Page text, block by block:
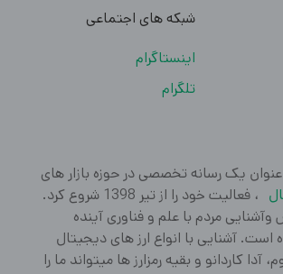
یک رسانه تخصصی در حوزه بازار های
، فعالیت خود را از تیر 1398 شروع کرد.
مردم با علم و فناوری آینده
آشنایی با انواع ارز های دیجیتال
کاردانو و بقیه رمزارز ها میتواند ما را
شبکه های اجتماعی
اینستاگرام
تلگرام